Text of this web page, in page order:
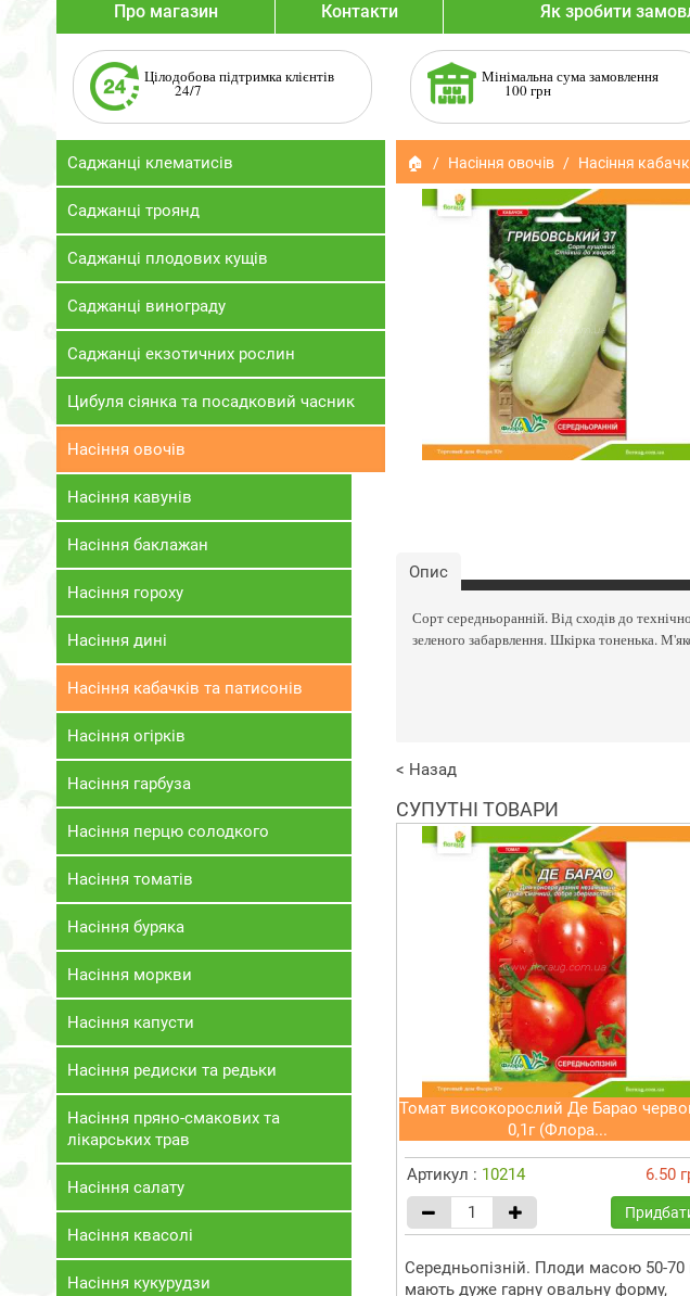
Про магазин Контакти Як зробити
Цілодобова підтримка клієнтів
24/7
Мінімальна сума замовлення
100 грн
Саджанці клематисів
Саджанці троянд
Саджанці плодових кущів
Саджанці винограду
Саджанці екзотичних рослин
Цибуля сіянка та посадковий часник
Насіння овочів
Насіння кавунів
Насіння баклажан
Насіння гороху
Насіння дині
Насіння кабачків та патисонів
Насіння огірків
Насіння гарбуза
Насіння перцю солодкого
Насіння томатів
Насіння буряка
Насіння моркви
Насіння капусти
Насіння редиски та редьки
Насіння пряно-смакових та
лікарських трав
Насіння салату
Насіння квасолі
Насіння кукурудзи
🏠 Насіння овочів Насіння
Опис
Сорт середньоранній. Від сходів до
зеленого забарвлення. Шкірка тоненька.
< Назад
СУПУТНІ ТОВАРИ
Томат високорослий Де Барао
0,1г (Флора...
Артикул : 10214 6.50
Середньопізній. Плоди масою 50-70
мають дуже гарну овальну форму,